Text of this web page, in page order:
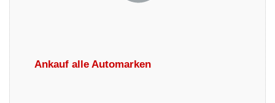
Ankauf alle Automarken